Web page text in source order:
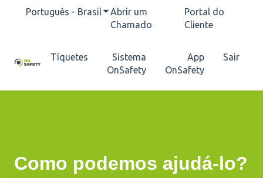
Português - BrasilMostrar submenu para traduções
Abrir um
Chamado
Portal do
Cliente
Tíquetes
Sistema
OnSafety
App
OnSafety
Sair
Como podemos ajudá-lo?